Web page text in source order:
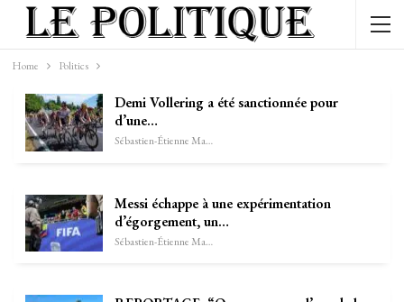
Home Politics
Demi Vollering a été sanctionnée pour
d’une…
Sébastien-Étienne Marechal
Messi échappe à une expérimentation
d’égorgement, un…
Sébastien-Étienne Marechal